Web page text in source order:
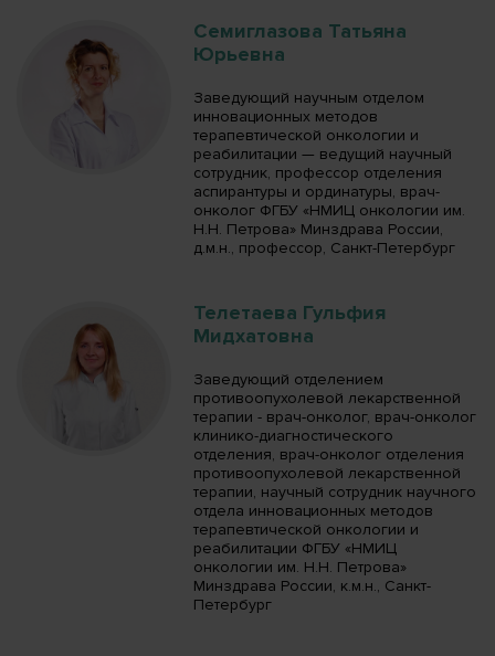
Семиглазова Татьяна
Юрьевна
Заведующий научным отделом
инновационных методов
терапевтической онкологии и
реабилитации — ведущий научный
сотрудник, профессор отделения
аспирантуры и ординатуры, врач-
онколог ФГБУ «НМИЦ онкологии им.
Н.Н. Петрова» Минздрава России,
д.м.н., профессор, Санкт-Петербург
Телетаева Гульфия
Мидхатовна
Заведующий отделением
противоопухолевой лекарственной
терапии - врач-онколог, врач-онколог
клинико-диагностического
отделения, врач-онколог отделения
противоопухолевой лекарственной
терапии, научный сотрудник научного
отдела инновационных методов
терапевтической онкологии и
реабилитации ФГБУ «НМИЦ
онкологии им. Н.Н. Петрова»
Минздрава России, к.м.н., Санкт-
Петербург